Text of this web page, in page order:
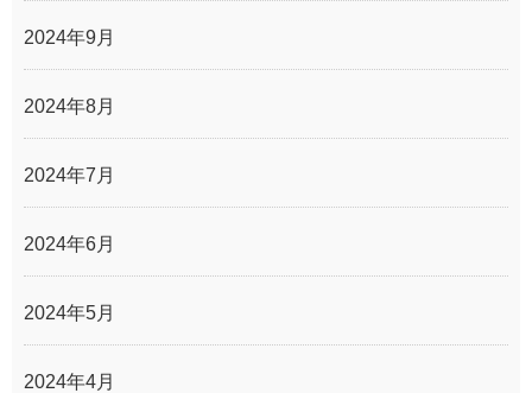
2024年9月
2024年8月
2024年7月
2024年6月
2024年5月
2024年4月